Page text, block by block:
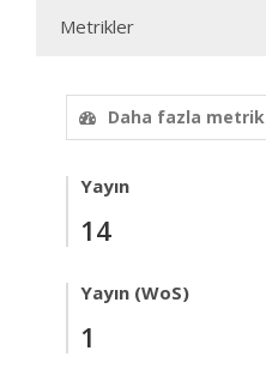
Metrikler
Daha fazla metrik
Yayın
14
Yayın (WoS)
1